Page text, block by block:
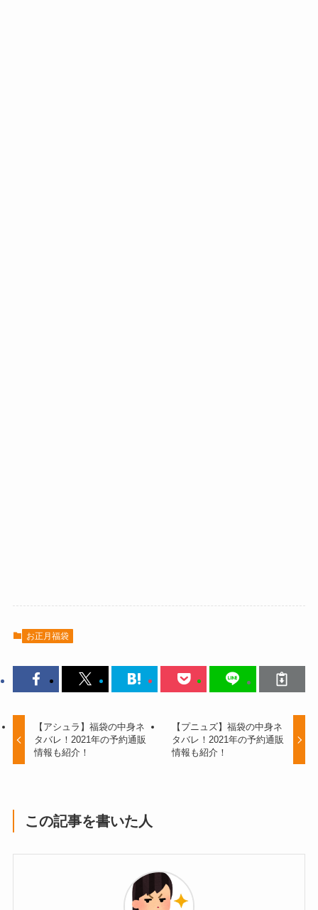
お正月福袋
【アシュラ】福袋の中身ネ
タバレ！2021年の予約通販
情報も紹介！
【プニュズ】福袋の中身ネ
タバレ！2021年の予約通販
情報も紹介！
この記事を書いた人